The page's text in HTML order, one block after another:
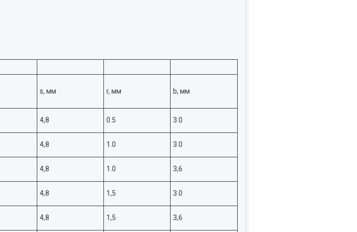
s, мм r, мм b, мм
4,8 0.5 3.0
4,8 1.0 3.0
4,8 1.0 3,6
4,8 1,5 3.0
4,8 1,5 3,6